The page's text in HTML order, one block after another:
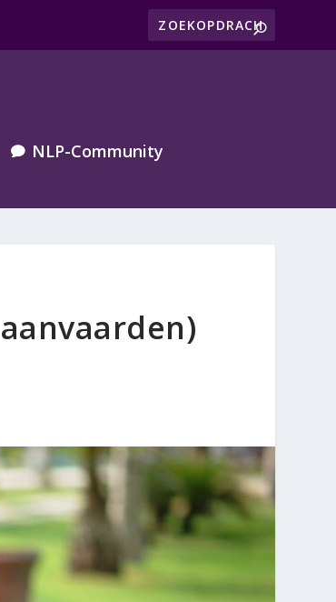
 NLP-Community